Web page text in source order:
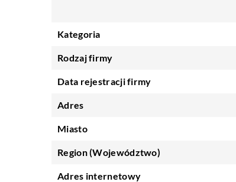
Kategoria
Rodzaj firmy
Data rejestracji firmy
Adres
Miasto
Region (Województwo)
Adres internetowy